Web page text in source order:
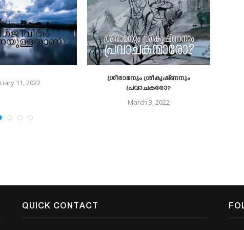
11, 2022
ശ്രീരാമനും ശ്രീകൃഷ്ണനും
പ്രവാചകരോ?
March 3, 2022
QUICK CONTACT